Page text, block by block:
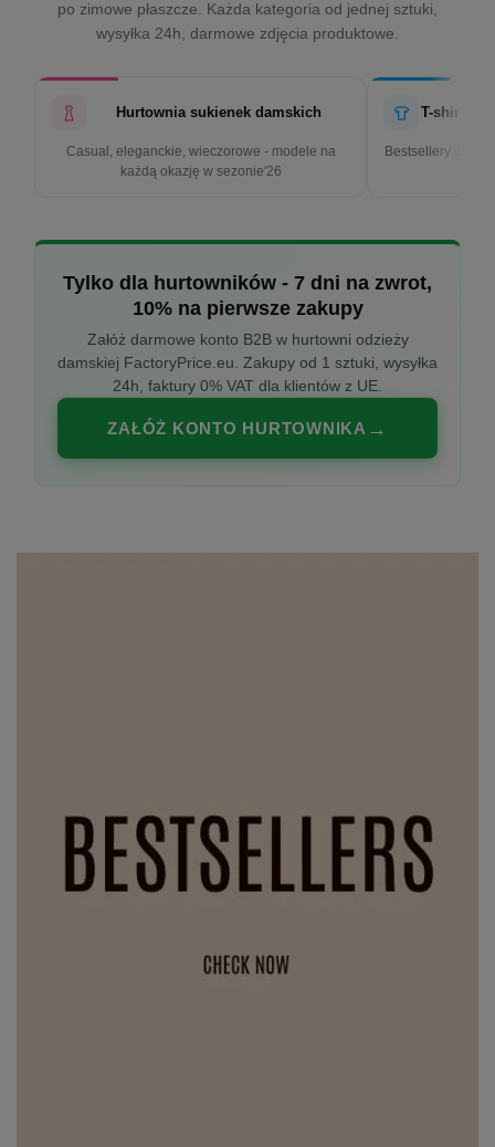
po zimowe płaszcze. Każda kategoria od jednej sztuki,
wysyłka 24h, darmowe zdjęcia produktowe.
Hurtownia sukienek damskich
Casual, eleganckie, wieczorowe - modele na
każdą okazję w sezonie'26
T-shirty
Bestsellery w
Tylko dla hurtowników - 7 dni na zwrot,
10% na pierwsze zakupy
Załóż darmowe konto B2B w hurtowni odzieży
damskiej FactoryPrice.eu. Zakupy od 1 sztuki, wysyłka
24h, faktury 0% VAT dla klientów z UE.
ZAŁÓŻ KONTO HURTOWNIKA